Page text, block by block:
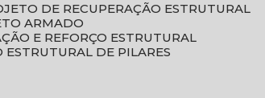
DE RECUPERAÇÃO ESTRUTURAL
ARMADO
E REFORÇO ESTRUTURAL
ESTRUTURAL DE PILARES